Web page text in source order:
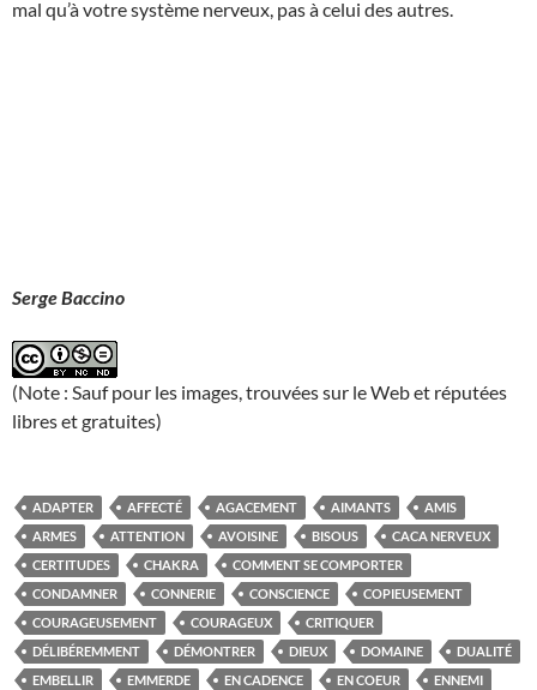
mal qu’à votre système nerveux, pas à celui des autres.
Serge Baccino
(Note : Sauf pour les images, trouvées sur le Web et réputées
libres et gratuites)
ADAPTER AFFECTÉ AGACEMENT AIMANTS
AMIS
ARMES
ATTENTION AVOISINE BISOUS
CACA NERVEUX
CERTITUDES
CHAKRA
COMMENT SE COMPORTER
CONDAMNER
CONNERIE CONSCIENCE
COPIEUSEMENT
COURAGEUSEMENT
COURAGEUX
CRITIQUER
DÉLIBÉREMMENT
DÉMONTRER DIEUX DOMAINE
DUALITÉ
EMBELLIR
EMMERDE EN CADENCE EN COEUR
ENNEMI